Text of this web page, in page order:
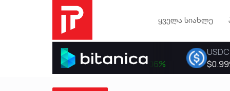
ყველა სიახლე